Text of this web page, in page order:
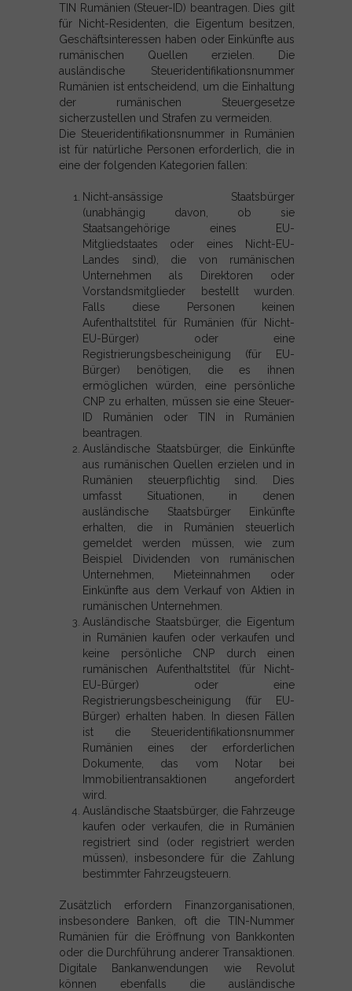
TIN Rumänien (Steuer-ID) beantragen. Dies gilt
für Nicht-Residenten, die Eigentum besitzen,
Geschäftsinteressen haben oder Einkünfte aus
rumänischen Quellen erzielen. Die
ausländische Steueridentifikationsnummer
Rumänien ist entscheidend, um die Einhaltung
der rumänischen Steuergesetze
sicherzustellen und Strafen zu vermeiden.
Die Steueridentifikationsnummer in Rumänien
ist für natürliche Personen erforderlich, die in
eine der folgenden Kategorien fallen:
Nicht-ansässige Staatsbürger
(unabhängig davon, ob sie
Staatsangehörige eines EU-
Mitgliedstaates oder eines Nicht-EU-
Landes sind), die von rumänischen
Unternehmen als Direktoren oder
Vorstandsmitglieder bestellt wurden.
Falls diese Personen keinen
Aufenthaltstitel für Rumänien (für Nicht-
EU-Bürger) oder eine
Registrierungsbescheinigung (für EU-
Bürger) benötigen, die es ihnen
ermöglichen würden, eine persönliche
CNP zu erhalten, müssen sie eine Steuer-
ID Rumänien oder TIN in Rumänien
beantragen.
Ausländische Staatsbürger, die Einkünfte
aus rumänischen Quellen erzielen und in
Rumänien steuerpflichtig sind. Dies
umfasst Situationen, in denen
ausländische Staatsbürger Einkünfte
erhalten, die in Rumänien steuerlich
gemeldet werden müssen, wie zum
Beispiel Dividenden von rumänischen
Unternehmen, Mieteinnahmen oder
Einkünfte aus dem Verkauf von Aktien in
rumänischen Unternehmen.
Ausländische Staatsbürger, die Eigentum
in Rumänien kaufen oder verkaufen und
keine persönliche CNP durch einen
rumänischen Aufenthaltstitel (für Nicht-
EU-Bürger) oder eine
Registrierungsbescheinigung (für EU-
Bürger) erhalten haben. In diesen Fällen
ist die Steueridentifikationsnummer
Rumänien eines der erforderlichen
Dokumente, das vom Notar bei
Immobilientransaktionen angefordert
wird.
Ausländische Staatsbürger, die Fahrzeuge
kaufen oder verkaufen, die in Rumänien
registriert sind (oder registriert werden
müssen), insbesondere für die Zahlung
bestimmter Fahrzeugsteuern.
Zusätzlich erfordern Finanzorganisationen,
insbesondere Banken, oft die TIN-Nummer
Rumänien für die Eröffnung von Bankkonten
oder die Durchführung anderer Transaktionen.
Digitale Bankanwendungen wie Revolut
können ebenfalls die ausländische